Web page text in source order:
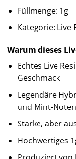
Füllmenge: 1g
Kategorie: Live
Warum dieses
Echtes Live
Geschmack
Legendäre
und Mint-Noten
Starke, aber
Hochwertiges